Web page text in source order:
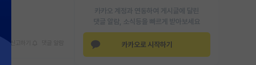
카카오 계정과 연동하여 게시글에 달린
댓글 알람, 소식등을 빠르게 받아보세요
카카오로 시작하기
신고하기